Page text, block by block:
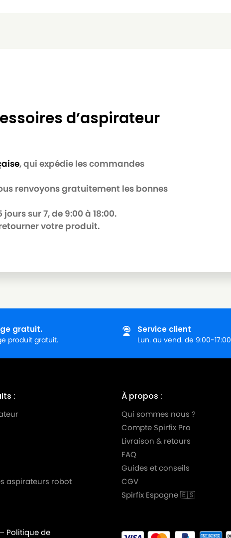
d’aspirateur
, qui expédie les commandes
renvoyons gratuitement les bonnes
sur 7, de 9:00 à 18:00.
votre produit.
gratuit.
produit gratuit.
Service client
Lun. au vend. de 9:00-17:00
:
aspirateurs robot
À propos :
Qui sommes nous ?
Compte Spirfix Pro
Livraison & retours
FAQ
Guides et conseils
CGV
Spirfix Espagne 🇪🇸
– Politique de